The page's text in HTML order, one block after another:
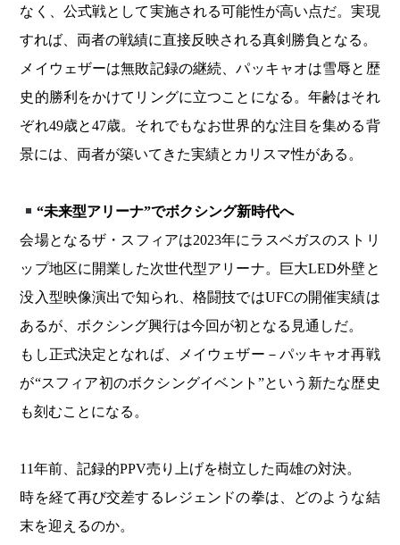
なく、公式戦として実施される可能性が高い点だ。実現
すれば、両者の戦績に直接反映される真剣勝負となる。
メイウェザーは無敗記録の継続、パッキャオは雪辱と歴
史的勝利をかけてリングに立つことになる。年齢はそれ
ぞれ49歳と47歳。それでもなお世界的な注目を集める背
景には、両者が築いてきた実績とカリスマ性がある。
“未来型アリーナ”でボクシング新時代へ
会場となるザ・スフィアは2023年にラスベガスのストリ
ップ地区に開業した次世代型アリーナ。巨大LED外壁と
没入型映像演出で知られ、格闘技ではUFCの開催実績は
あるが、ボクシング興行は今回が初となる見通しだ。
もし正式決定となれば、メイウェザー－パッキャオ再戦
が“スフィア初のボクシングイベント”という新たな歴史
も刻むことになる。
11年前、記録的PPV売り上げを樹立した両雄の対決。
時を経て再び交差するレジェンドの拳は、どのような結
末を迎えるのか。